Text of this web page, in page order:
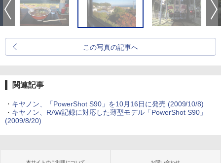
この写真の記事へ
関連記事
・ キヤノン、「PowerShot S90」を10月16日に発売 (2009/10/8)
・ キヤノン、RAW記録に対応した薄型モデル「PowerShot S90」
(2009/8/20)